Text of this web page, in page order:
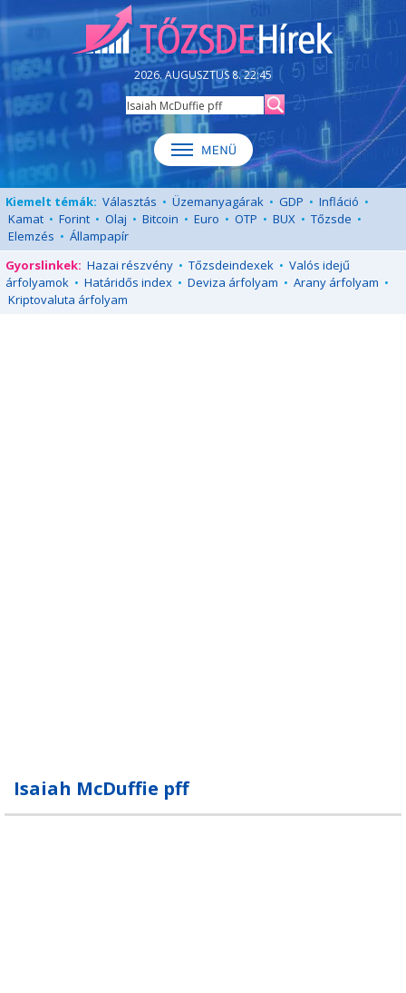
2026. AUGUSZTUS 8. 22:45
Kiemelt témák: Választás • Üzemanyagárak • GDP • Infláció •
Kamat • Forint • Olaj • Bitcoin • Euro • OTP • BUX • Tőzsde •
Elemzés • Állampapír
Gyorslinkek: Hazai részvény • Tőzsdeindexek • Valós idejű
árfolyamok • Határidős index • Deviza árfolyam • Arany árfolyam •
Kriptovaluta árfolyam
Isaiah McDuffie pff